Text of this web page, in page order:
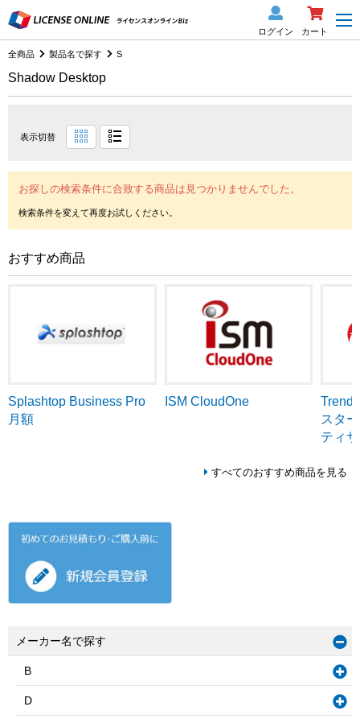
ログイン カート
全商品 製品名で探す S
Shadow Desktop
表示切替
お探しの検索条件に合致する商品は見つかりませんでした。
おすすめ商品
Splashtop Business Pro
月額
ISM CloudOne
Trend
スタ
ティ
すべてのおすすめ商品を見る
メーカー名で探す
B
D